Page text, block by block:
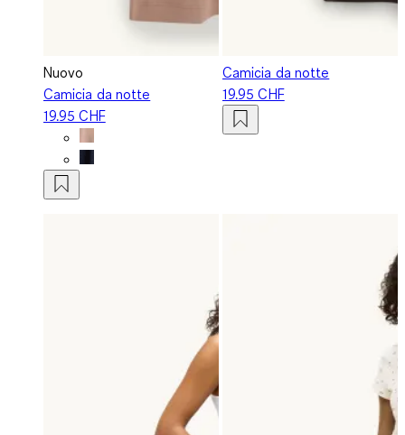
Nuovo
Camicia da notte
19.95 CHF
Camicia da notte
19.95 CHF